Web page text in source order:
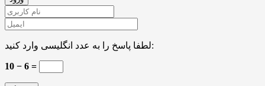
لطفا پاسخ را به عدد انگلیسی وارد کنید:
10 − 6 =